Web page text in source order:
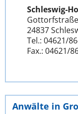
Schleswig-
24837
Tel.: 04621/
Fax.: 04621/
Anwälte in